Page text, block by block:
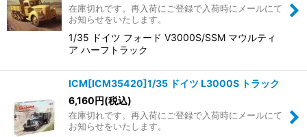
在庫切れです。再入荷にご登録で入荷時にメールにて
お知らせをいたします。
1/35 ドイツ フォード V3000S/SSM マウルティ
ア ハーフトラック
ICM[ICM35420]1/35 ドイツ L3000S トラック
6,160円(税込)
在庫切れです。再入荷にご登録で入荷時にメールにて
お知らせをいたします。